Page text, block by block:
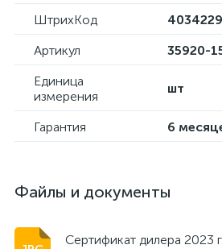
ШтрихКод
Артикул
35920-
Единица
измерения
шт
Гарантия 6
Файлы и документы
Сертификат дилера 2023 г.